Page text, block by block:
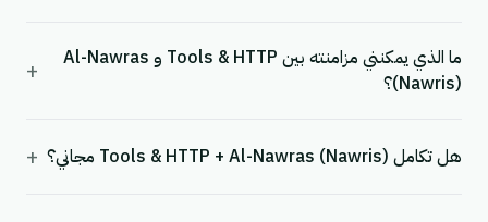
ما الذي يمكنني مزامنته بين Tools & HTTP و Al-Nawras
(Nawris)؟
+
هل تكامل Tools & HTTP + Al-Nawras (Nawris) مجاني؟ +